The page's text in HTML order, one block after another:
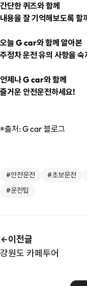
간단한 퀴즈와 함께
내용을 잘 기억해보도록 할
오늘 G car와 함께 알아본
주정차 운전 유의 사항을 숙
언제나 G car와 함께
즐거운 안전운전하세요!
※출처: G car 블로그
#안전운전 #초보운전
#운전팁
이전글
강원도 카페투어